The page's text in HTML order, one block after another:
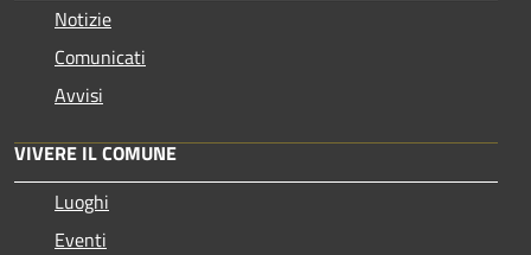
Notizie
Comunicati
Avvisi
VIVERE IL COMUNE
Luoghi
Eventi